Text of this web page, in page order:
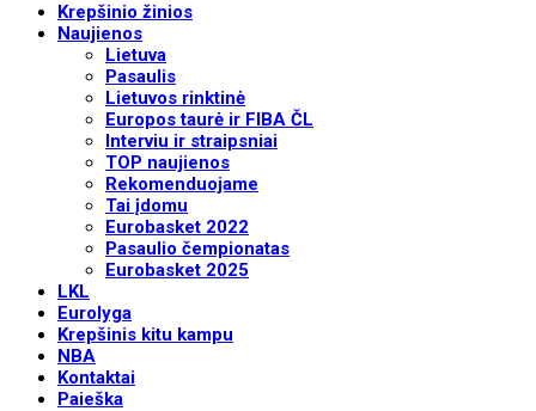
Krepšinio žinios
Naujienos
Lietuva
Pasaulis
Lietuvos rinktinė
Europos taurė ir FIBA ČL
Interviu ir straipsniai
TOP naujienos
Rekomenduojame
Tai įdomu
Eurobasket 2022
Pasaulio čempionatas
Eurobasket 2025
LKL
Eurolyga
Krepšinis kitu kampu
NBA
Kontaktai
Paieška